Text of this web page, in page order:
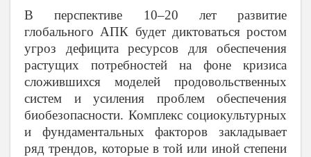
В перспективе 10–20 лет развитие
глобального АПК будет диктоваться ростом
угроз дефицита ресурсов для обеспечения
растущих потребностей на фоне кризиса
сложившихся моделей продовольственных
систем и усиления проблем обеспечения
биобезопасности. Комплекс социокультурных
и фундаментальных факторов закладывает
ряд трендов, которые в той или иной степени